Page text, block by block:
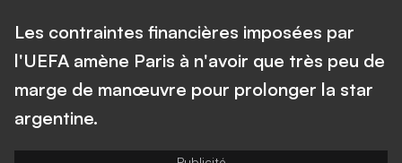
Les contraintes financières imposées par
l'UEFA amène Paris à n'avoir que très peu de
marge de manœuvre pour prolonger la star
argentine.